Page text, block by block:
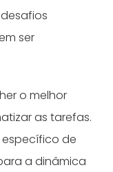
ser
o melhor
as tarefas.
específico de
a dinâmica